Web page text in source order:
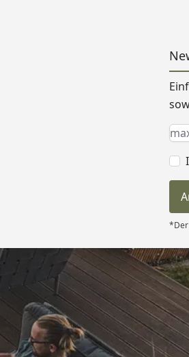
E-
*Der
ich gerne